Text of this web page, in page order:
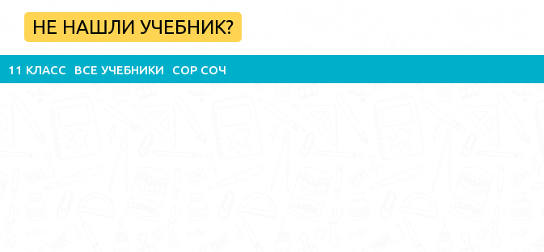
НЕ НАШЛИ УЧЕБНИК?
11 КЛАСС ВСЕ УЧЕБНИКИ СОР СОЧ